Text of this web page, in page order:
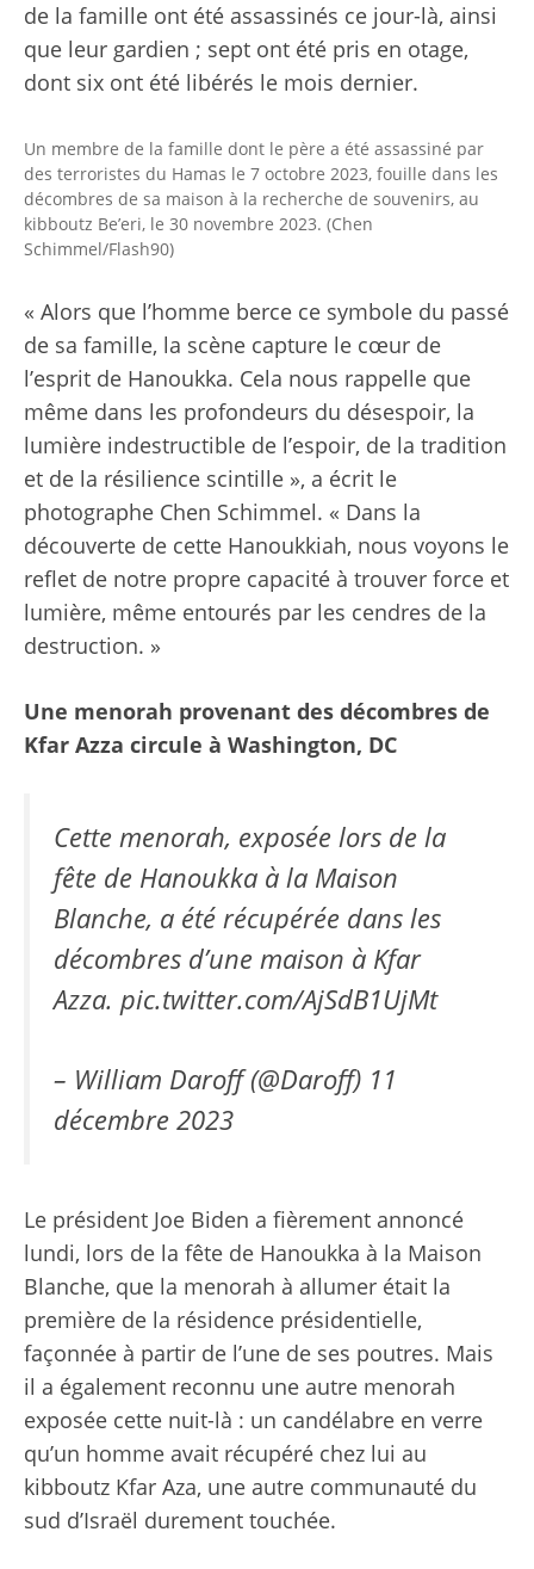
de la famille ont été assassinés ce jour-là, ainsi
que leur gardien ; sept ont été pris en otage,
dont six ont été libérés le mois dernier.
Un membre de la famille dont le père a été assassiné par
des terroristes du Hamas le 7 octobre 2023, fouille dans les
décombres de sa maison à la recherche de souvenirs, au
kibboutz Be’eri, le 30 novembre 2023. (Chen
Schimmel/Flash90)
« Alors que l’homme berce ce symbole du passé
de sa famille, la scène capture le cœur de
l’esprit de Hanoukka. Cela nous rappelle que
même dans les profondeurs du désespoir, la
lumière indestructible de l’espoir, de la tradition
et de la résilience scintille », a écrit le
photographe Chen Schimmel. « Dans la
découverte de cette Hanoukkiah, nous voyons le
reflet de notre propre capacité à trouver force et
lumière, même entourés par les cendres de la
destruction. »
Une menorah provenant des décombres de
Kfar Azza circule à Washington, DC
Cette menorah, exposée lors de la
fête de Hanoukka à la Maison
Blanche, a été récupérée dans les
décombres d’une maison à Kfar
Azza. pic.twitter.com/AjSdB1UjMt
– William Daroff (@Daroff) 11
décembre 2023
Le président Joe Biden a fièrement annoncé
lundi, lors de la fête de Hanoukka à la Maison
Blanche, que la menorah à allumer était la
première de la résidence présidentielle,
façonnée à partir de l’une de ses poutres. Mais
il a également reconnu une autre menorah
exposée cette nuit-là : un candélabre en verre
qu’un homme avait récupéré chez lui au
kibboutz Kfar Aza, une autre communauté du
sud d’Israël durement touchée.